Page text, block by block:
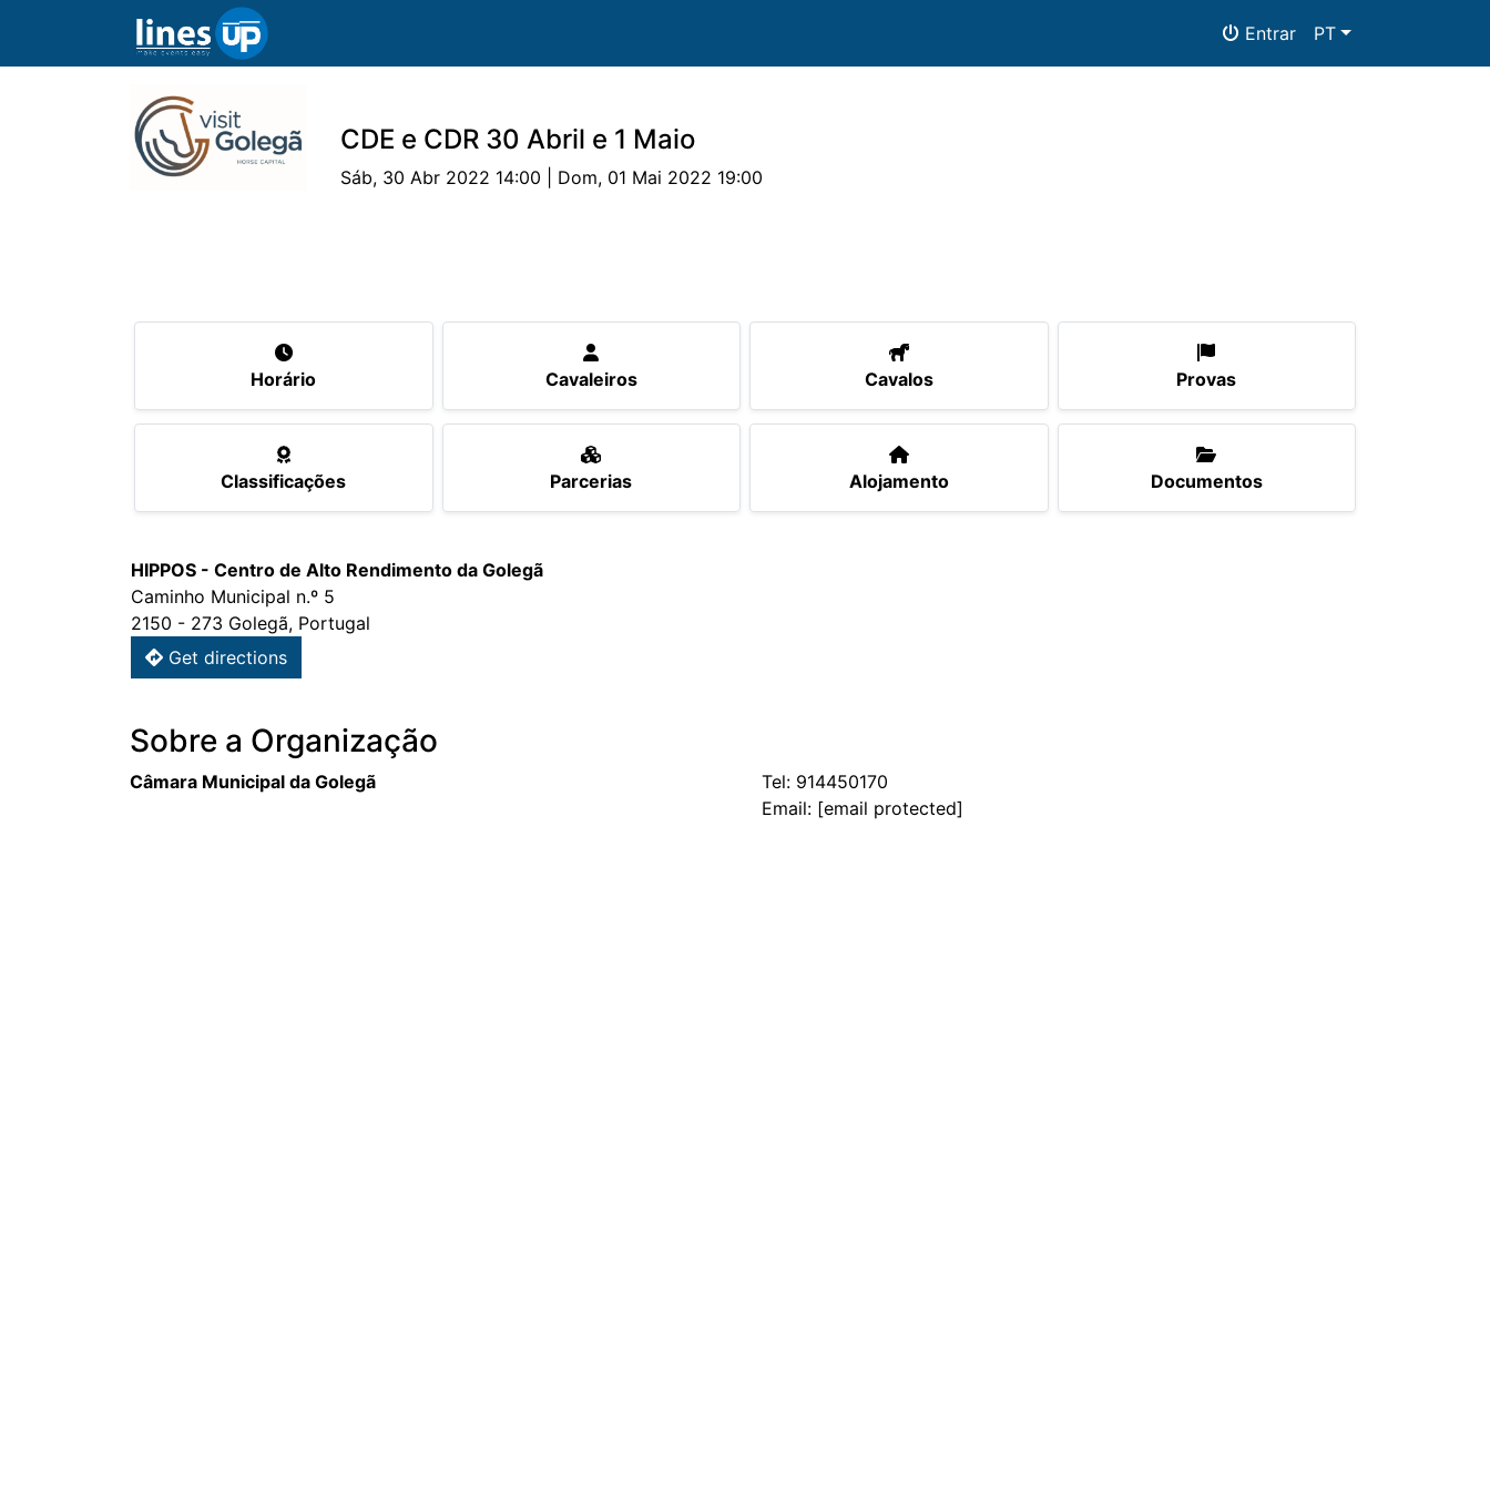
Entrar PT
CDE e CDR 30 Abril e 1 Maio
Sáb, 30 Abr 2022 14:00 | Dom, 01 Mai 2022 19:00
Horário Cavaleiros Cavalos Provas
Classificações Parcerias Alojamento Documentos
HIPPOS - Centro de Alto Rendimento da Golegã
Caminho Municipal n.º 5
2150 - 273 Golegã, Portugal
Get directions
Sobre a Organização
Câmara Municipal da Golegã Tel: 914450170
Email: [email protected]